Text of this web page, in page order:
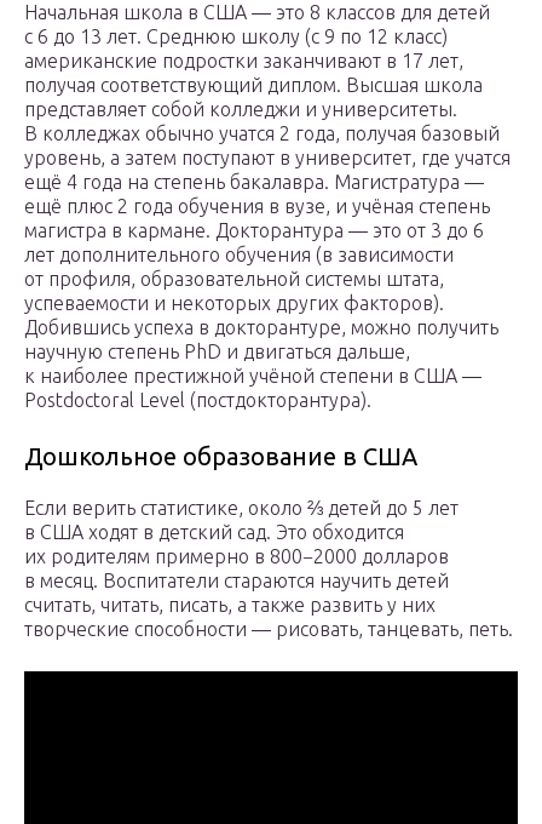
Начальная школа в США — это 8 классов для детей
с 6 до 13 лет. Среднюю школу (с 9 по 12 класс)
американские подростки заканчивают в 17 лет,
получая соответствующий диплом. Высшая школа
представляет собой колледжи и университеты.
В колледжах обычно учатся 2 года, получая базовый
уровень, а затем поступают в университет, где учатся
ещё 4 года на степень бакалавра. Магистратура —
ещё плюс 2 года обучения в вузе, и учёная степень
магистра в кармане. Докторантура — это от 3 до 6
лет дополнительного обучения (в зависимости
от профиля, образовательной системы штата,
успеваемости и некоторых других факторов).
Добившись успеха в докторантуре, можно получить
научную степень PhD и двигаться дальше,
к наиболее престижной учёной степени в США —
Postdoctoral Level (постдокторантура).
Дошкольное образование в США
Если верить статистике, около ⅔ детей до 5 лет
в США ходят в детский сад. Это обходится
их родителям примерно в 800−2000 долларов
в месяц. Воспитатели стараются научить детей
считать, читать, писать, а также развить у них
творческие способности — рисовать, танцевать, петь.